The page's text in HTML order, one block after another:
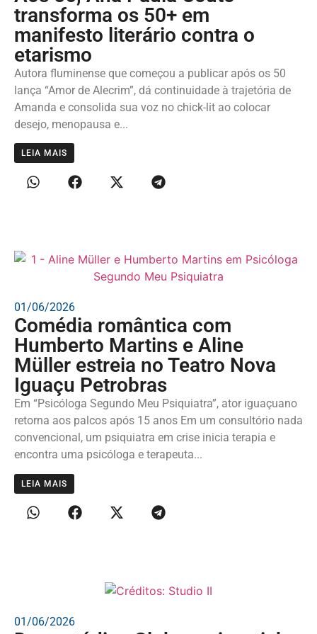
transforma os 50+ em
manifesto literário contra o
etarismo
Autora fluminense que começou a publicar após os 50
lança “Amor de Alecrim”, dá continuidade à trajetória de
Amanda e consolida sua voz no chick-lit ao colocar
desejo, menopausa e...
LEIA MAIS
01/06/2026
Comédia romântica com
Humberto Martins e Aline
Müller estreia no Teatro Nova
Iguaçu Petrobras
Em “Psicóloga Segundo Meu Psiquiatra”, ator iguaçuano
retorna aos palcos após 15 anos Em um consultório nada
convencional, um psiquiatra em crise inicia terapia e
encontra uma psicóloga e terapeuta...
LEIA MAIS
01/06/2026